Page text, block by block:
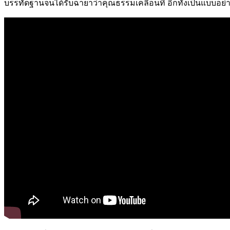
บรรทัดฐานจนได้รับฉายาว่าคุณธรรมเคลื่อนที่ อีกทั้งเป็นแบบอย่